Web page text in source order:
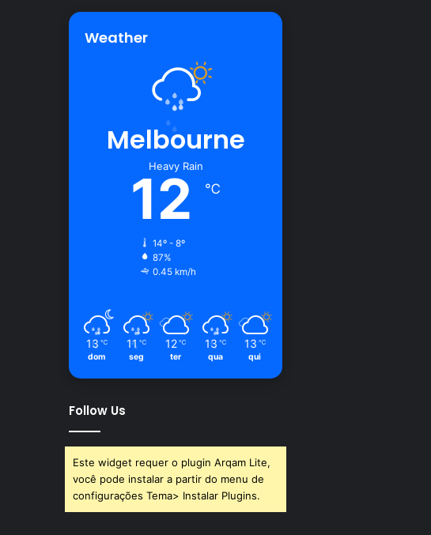
Weather
Melbourne
Heavy Rain
12 ℃
14º - 8º
87%
0.45 km/h
13 ℃
dom
11 ℃
seg
12 ℃
ter
13 ℃
qua
13 ℃
qui
Follow Us
Este widget requer o plugin Arqam Lite,
você pode instalar a partir do menu de
configurações Tema> Instalar Plugins.